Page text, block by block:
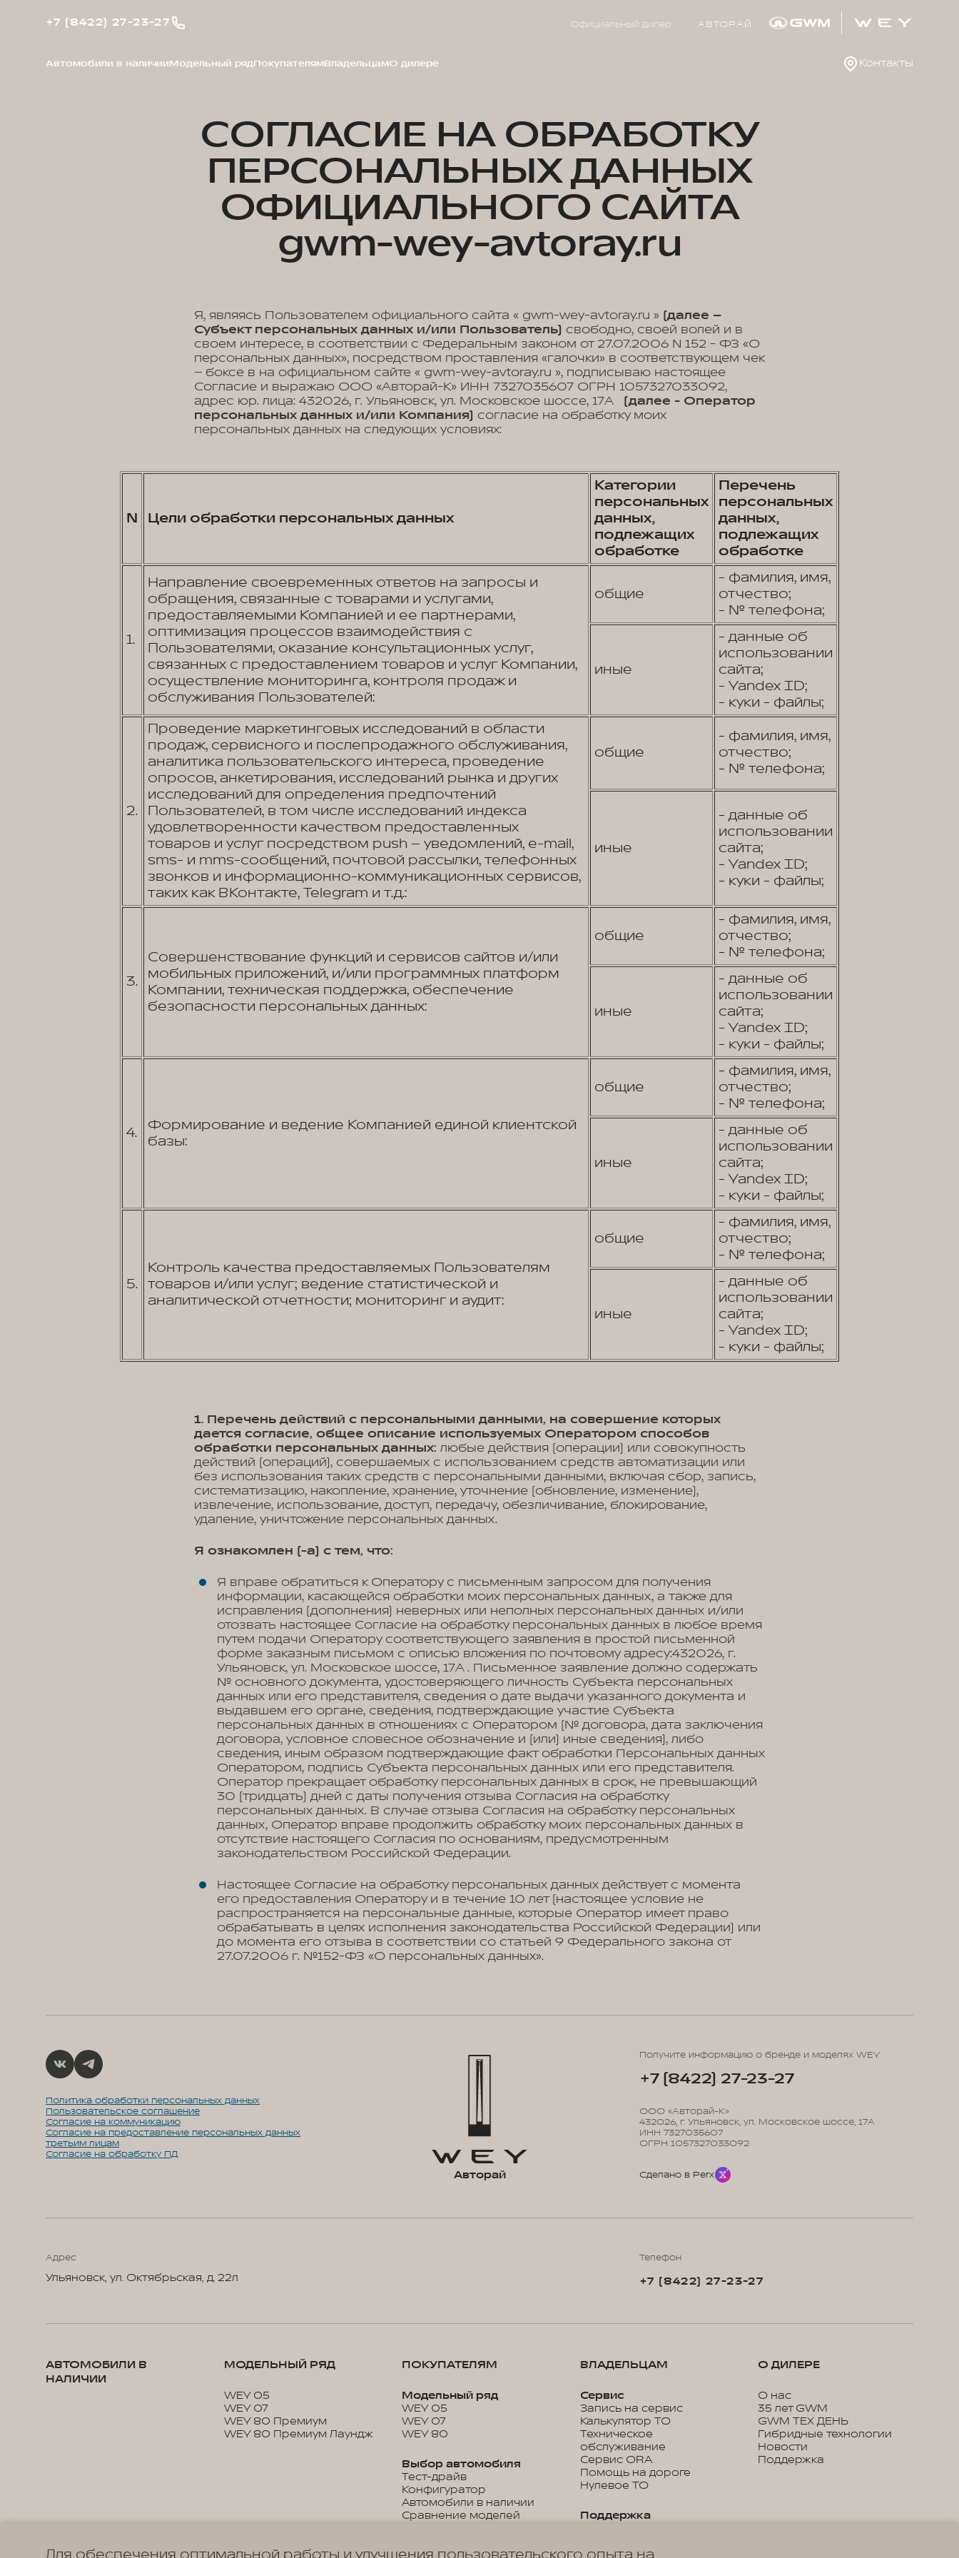
Официальный дилер АВТОРАЙ
Контакты
+7 (8422) 27-23-27
Автомобили в наличииМодельный рядПокупателямВладельцамО дилере
СОГЛАСИЕ НА ОБРАБОТКУ
ПЕРСОНАЛЬНЫХ ДАННЫХ
ОФИЦИАЛЬНОГО САЙТА
gwm-wey-avtoray.ru
Я, являясь Пользователем официального сайта « gwm-wey-avtoray.ru » (далее –
Субъект персональных данных и/или Пользователь) свободно, своей волей и в
своем интересе, в соответствии с Федеральным законом от 27.07.2006 N 152 - ФЗ «О
персональных данных», посредством проставления «галочки» в соответствующем чек
– боксе в на официальном сайте « gwm-wey-avtoray.ru », подписываю настоящее
Согласие и выражаю ООО «Авторай-К» ИНН 7327035607 ОГРН 1057327033092,
адрес юр. лица: 432026, г. Ульяновск, ул. Московское шоссе, 17А (далее - Оператор
персональных данных и/или Компания) согласие на обработку моих
персональных данных на следующих условиях:
N Цели обработки персональных данных
Категории
персональных
данных,
подлежащих
обработке
Перечень
персональных
данных,
подлежащих
обработке
1.
Направление своевременных ответов на запросы и
обращения, связанные с товарами и услугами,
предоставляемыми Компанией и ее партнерами,
оптимизация процессов взаимодействия с
Пользователями, оказание консультационных услуг,
связанных с предоставлением товаров и услуг Компании,
осуществление мониторинга, контроля продаж и
обслуживания Пользователей:
общие
- фамилия, имя,
отчество;
- № телефона;
иные
- данные об
использовании
сайта;
- Yandex ID;
- куки - файлы;
2.
Проведение маркетинговых исследований в области
продаж, сервисного и послепродажного обслуживания,
аналитика пользовательского интереса, проведение
опросов, анкетирования, исследований рынка и других
исследований для определения предпочтений
Пользователей, в том числе исследований индекса
удовлетворенности качеством предоставленных
товаров и услуг посредством push – уведомлений, e-mail,
sms- и mms-сообщений, почтовой рассылки, телефонных
звонков и информационно-коммуникационных сервисов,
таких как ВКонтакте, Telegram и т.д.:
общие
- фамилия, имя,
отчество;
- № телефона;
иные
- данные об
использовании
сайта;
- Yandex ID;
- куки - файлы;
3.
Совершенствование функций и сервисов сайтов и/или
мобильных приложений, и/или программных платформ
Компании, техническая поддержка, обеспечение
безопасности персональных данных:
общие
- фамилия, имя,
отчество;
- № телефона;
иные
- данные об
использовании
сайта;
- Yandex ID;
- куки - файлы;
4.
Формирование и ведение Компанией единой клиентской
базы:
общие
- фамилия, имя,
отчество;
- № телефона;
иные
- данные об
использовании
сайта;
- Yandex ID;
- куки - файлы;
5.
Контроль качества предоставляемых Пользователям
товаров и/или услуг; ведение статистической и
аналитической отчетности; мониторинг и аудит:
общие
- фамилия, имя,
отчество;
- № телефона;
иные
- данные об
использовании
сайта;
- Yandex ID;
- куки - файлы;
1. Перечень действий с персональными данными, на совершение которых
дается согласие, общее описание используемых Оператором способов
обработки персональных данных: любые действия (операции) или совокупность
действий (операций), совершаемых с использованием средств автоматизации или
без использования таких средств с персональными данными, включая сбор, запись,
систематизацию, накопление, хранение, уточнение (обновление, изменение),
извлечение, использование, доступ, передачу, обезличивание, блокирование,
удаление, уничтожение персональных данных.
Я ознакомлен (-а) с тем, что:
Я вправе обратиться к Оператору с письменным запросом для получения
информации, касающейся обработки моих персональных данных, а также для
исправления (дополнения) неверных или неполных персональных данных и/или
отозвать настоящее Согласие на обработку персональных данных в любое время
путем подачи Оператору соответствующего заявления в простой письменной
форме заказным письмом с описью вложения по почтовому адресу:432026, г.
Ульяновск, ул. Московское шоссе, 17А . Письменное заявление должно содержать
№ основного документа, удостоверяющего личность Субъекта персональных
данных или его представителя, сведения о дате выдачи указанного документа и
выдавшем его органе, сведения, подтверждающие участие Субъекта
персональных данных в отношениях с Оператором (№ договора, дата заключения
договора, условное словесное обозначение и (или) иные сведения), либо
сведения, иным образом подтверждающие факт обработки Персональных данных
Оператором, подпись Субъекта персональных данных или его представителя.
Оператор прекращает обработку персональных данных в срок, не превышающий
30 (тридцать) дней с даты получения отзыва Согласия на обработку
персональных данных. В случае отзыва Согласия на обработку персональных
данных, Оператор вправе продолжить обработку моих персональных данных в
отсутствие настоящего Согласия по основаниям, предусмотренным
законодательством Российской Федерации.
Настоящее Согласие на обработку персональных данных действует с момента
его предоставления Оператору и в течение 10 лет (настоящее условие не
распространяется на персональные данные, которые Оператор имеет право
обрабатывать в целях исполнения законодательства Российской Федерации) или
до момента его отзыва в соответствии со статьей 9 Федерального закона от
27.07.2006 г. №152-ФЗ «О персональных данных».
Политика обработки персональных данных
Пользовательское соглашение
Согласие на коммуникацию
Согласие на предоставление персональных данных
третьим лицам
Согласие на обработку ПД
Авторай
Получите информацию о бренде и моделях WEY
+7 (8422) 27-23-27
ООО «Авторай-К»
432026, г. Ульяновск, ул. Московское шоссе, 17А
ИНН 7327035607
ОГРН 1057327033092
Сделано в Perx
Адрес
Ульяновск, ул. Октябрьская, д. 22л
Телефон
+7 (8422) 27-23-27
АВТОМОБИЛИ В
НАЛИЧИИ
МОДЕЛЬНЫЙ РЯД
WEY 05
WEY 07
WEY 80 Премиум
WEY 80 Премиум Лаундж
ПОКУПАТЕЛЯМ
Модельный ряд
WEY 05
WEY 07
WEY 80
Выбор автомобиля
Тест-драйв
Конфигуратор
Автомобили в наличии
Сравнение моделей
ВЛАДЕЛЬЦАМ
Сервис
Запись на сервис
Калькулятор ТО
Техническое
обслуживание
Сервис ORA
Помощь на дороге
Нулевое ТО
Поддержка
управление
О ДИЛЕРЕ
О нас
35 лет GWM
GWM ТЕХ ДЕНЬ
Гибридные технологии
Новости
Поддержка
Для обеспечения оптимальной работы и улучшения пользовательского опыта на